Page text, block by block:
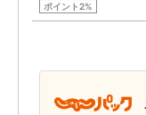
ポイント2%